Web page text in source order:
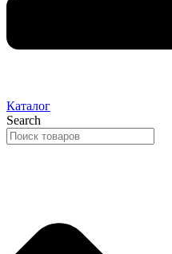
Каталог
Search